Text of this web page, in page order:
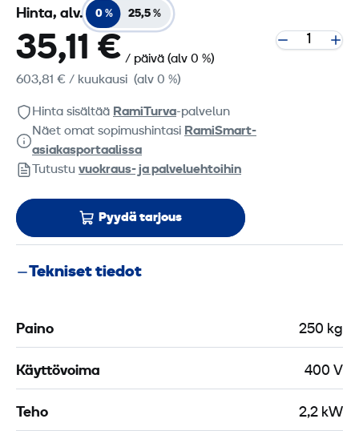
Hinta, alv. 0 % 25,5 %
35,11 € / päivä (alv 0 %)
603,81 € / kuukausi (alv 0 %)
Hinta sisältää RamiTurva-palvelun
Näet omat sopimushintasi RamiSmart-
asiakasportaalissa
Tutustu vuokraus- ja palveluehtoihin
Pyydä tarjous
Tekniset tiedot
Paino 250 kg
Käyttövoima 400 V
Teho 2,2 kW